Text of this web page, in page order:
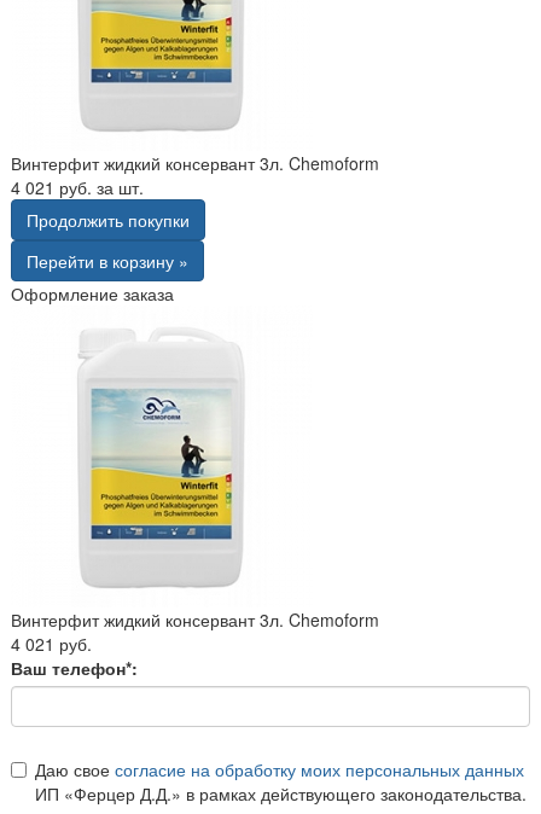
Винтерфит жидкий консервант 3л. Chemoform
4 021 руб. за шт.
Продолжить покупки
Перейти в корзину »
Оформление заказа
Винтерфит жидкий консервант 3л. Chemoform
4 021 руб.
Ваш телефон*:
Даю свое согласие на обработку моих персональных данных
ИП «Ферцер Д.Д.» в рамках действующего законодательства.